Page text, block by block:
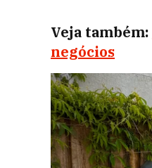
Veja também:
negócios